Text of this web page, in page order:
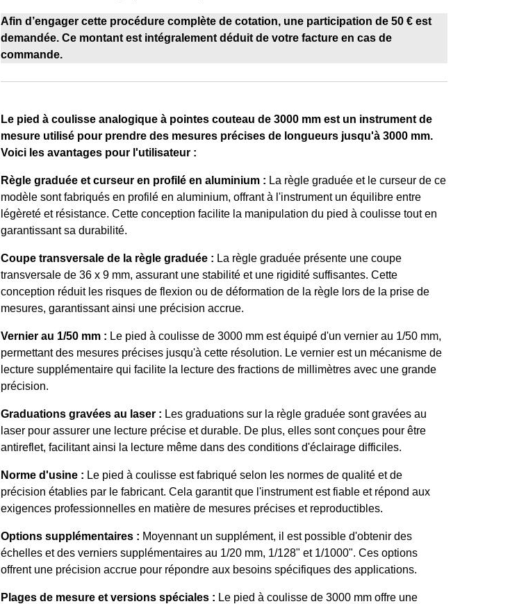
Afin d’engager cette procédure complète de cotation, une participation de 50 € est
demandée. Ce montant est intégralement déduit de votre facture en cas de
commande.
Le pied à coulisse analogique à pointes couteau de 3000 mm est un instrument de
mesure utilisé pour prendre des mesures précises de longueurs jusqu'à 3000 mm.
Voici les avantages pour l'utilisateur :
Règle graduée et curseur en profilé en aluminium : La règle graduée et le curseur de ce
modèle sont fabriqués en profilé en aluminium, offrant à l'instrument un équilibre entre
légèreté et résistance. Cette conception facilite la manipulation du pied à coulisse tout en
garantissant sa durabilité.
Coupe transversale de la règle graduée : La règle graduée présente une coupe
transversale de 36 x 9 mm, assurant une stabilité et une rigidité suffisantes. Cette
conception réduit les risques de flexion ou de déformation de la règle lors de la prise de
mesures, garantissant ainsi une précision accrue.
Vernier au 1/50 mm : Le pied à coulisse de 3000 mm est équipé d'un vernier au 1/50 mm,
permettant des mesures précises jusqu'à cette résolution. Le vernier est un mécanisme de
lecture supplémentaire qui facilite la lecture des fractions de millimètres avec une grande
précision.
Graduations gravées au laser : Les graduations sur la règle graduée sont gravées au
laser pour assurer une lecture précise et durable. De plus, elles sont conçues pour être
antireflet, facilitant ainsi la lecture même dans des conditions d'éclairage difficiles.
Norme d'usine : Le pied à coulisse est fabriqué selon les normes de qualité et de
précision établies par le fabricant. Cela garantit que l'instrument est fiable et répond aux
exigences professionnelles en matière de mesures précises et reproductibles.
Options supplémentaires : Moyennant un supplément, il est possible d'obtenir des
échelles et des verniers supplémentaires au 1/20 mm, 1/128ʺ et 1/1000ʺ. Ces options
offrent une précision accrue pour répondre aux besoins spécifiques des applications.
Plages de mesure et versions spéciales : Le pied à coulisse de 3000 mm offre une